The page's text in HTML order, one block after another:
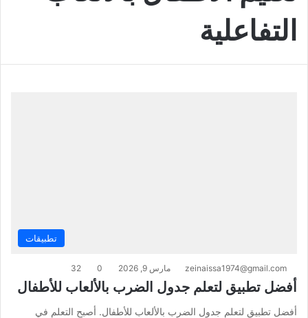
التفاعلية
تطبيقات
zeinaissa1974@gmail.com مارس 9, 2026 0
32
أفضل تطبيق لتعلم جدول الضرب بالألعاب للأطفال
أفضل تطبيق لتعلم جدول الضرب بالألعاب للأطفال. أصبح التعلم في